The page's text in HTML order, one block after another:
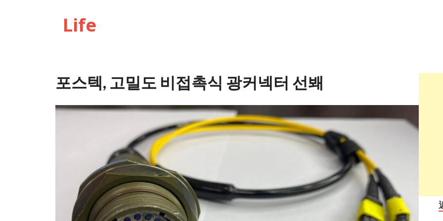
Life
포스텍, 고밀도 비접촉식 광커넥터 선봬